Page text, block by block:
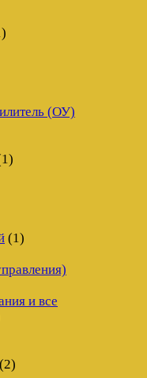
(ОУ)
(1)
и все
(2)